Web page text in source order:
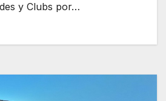
y Clubs por…